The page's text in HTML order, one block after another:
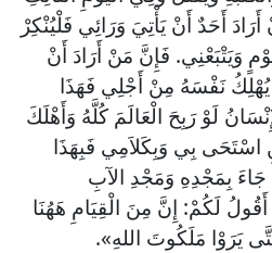
أَحَدٌ أَنْ يَأْتِيَ وَرَائِي فَلْيُنْكِرْ
وَيَتْبَعْنِي. فَإِنَّ مَنْ أَرَادَ أَنْ
نَفْسَهُ مِنْ أَجْلِي فَهَذَا
لَوْ رَبِحَ الْعَالَمَ كُلَّهُ وَأَهْلَكَ
بِي وَبِكَلاَمِي فَبِهَذَا
بِمَجْدِهِ وَمَجْدِ الآبِ
لَكُمْ: إِنَّ مِنَ الْقِيَامِ هَهُنَا
يَرَوْا مَلَكُوتَ اللهِ».